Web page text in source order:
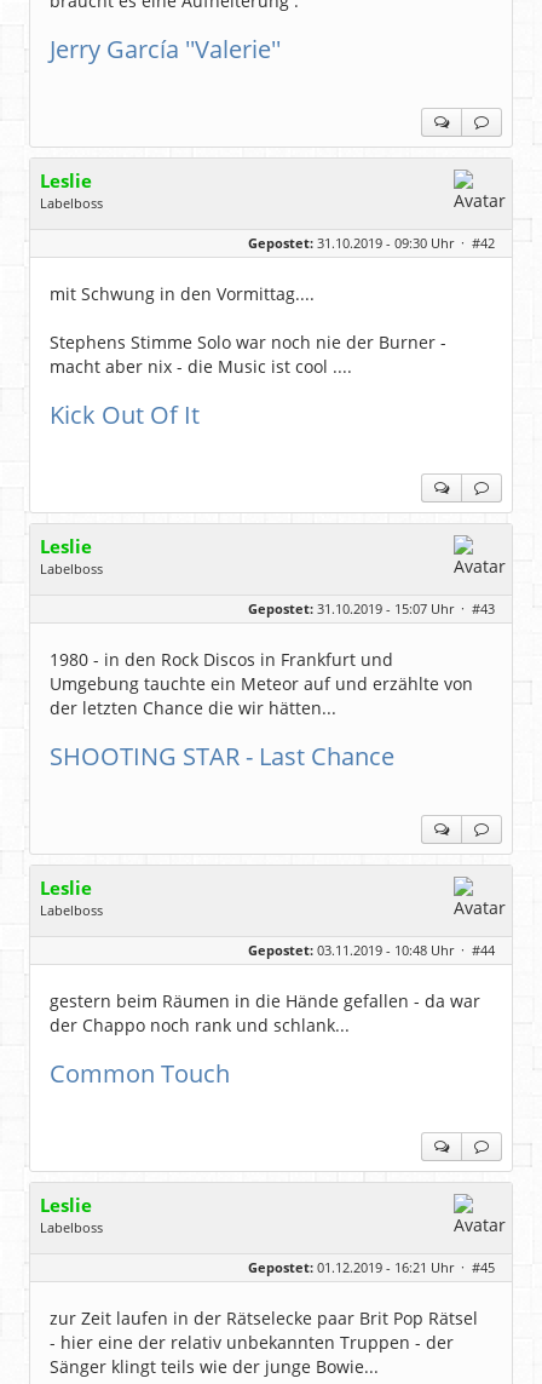
Jerry García ''Valerie''
Leslie
Labelboss
Geschlecht:
keine Angabe
in der Mitte zwischen Kölnarena und Festhalle Ffm
Beiträge:
48743
Gepostet: 31.10.2019 - 09:30 Uhr · #42
mit Schwung in den Vormittag....
Stephens Stimme Solo war noch nie der Burner -
macht aber nix - die Music ist cool ....
Kick Out Of It
Leslie
Labelboss
in der Mitte zwischen Kölnarena und Festhalle Ffm
Beiträge:
48743
Gepostet: 31.10.2019 - 15:07 Uhr · #43
1980 - in den Rock Discos in Frankfurt und
Umgebung tauchte ein Meteor auf und erzählte von
der letzten Chance die wir hätten...
SHOOTING STAR - Last Chance
Leslie
Labelboss
Geschlecht:
keine Angabe
in der Mitte zwischen Kölnarena und Festhalle Ffm
Beiträge:
48743
Gepostet: 03.11.2019 - 10:48 Uhr · #44
gestern beim Räumen in die Hände gefallen - da war
der Chappo noch rank und schlank...
Common Touch
Leslie
Labelboss
in der Mitte zwischen Kölnarena und Festhalle Ffm
Beiträge:
48743
Gepostet: 01.12.2019 - 16:21 Uhr · #45
zur Zeit laufen in der Rätselecke paar Brit Pop Rätsel
- hier eine der relativ unbekannten Truppen - der
Sänger klingt teils wie der junge Bowie...